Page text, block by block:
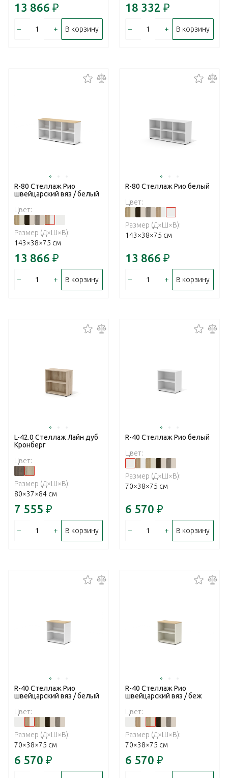
13 866 ₽
– + В корзину
18 332 ₽
– + В корзину
R-80 Стеллаж Рио
швейцарский вяз / белый
Цвет:
Размер (Д×Ш×В):
143×38×75 см
13 866 ₽
– + В корзину
R-80 Стеллаж Рио белый
Цвет:
Размер (Д×Ш×В):
143×38×75 см
13 866 ₽
– + В корзину
L-42.0 Стеллаж Лайн дуб
Кронберг
Цвет:
Размер (Д×Ш×В):
80×37×84 см
7 555 ₽
– + В корзину
R-40 Стеллаж Рио белый
Цвет:
Размер (Д×Ш×В):
70×38×75 см
6 570 ₽
– + В корзину
R-40 Стеллаж Рио
швейцарский вяз / белый
Цвет:
Размер (Д×Ш×В):
70×38×75 см
6 570 ₽
R-40 Стеллаж Рио
швейцарский вяз / беж
Цвет:
Размер (Д×Ш×В):
70×38×75 см
6 570 ₽